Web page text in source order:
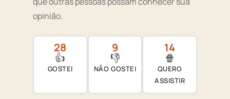
opinião.
28
👍
GOSTEI
9
👎
NÃO GOSTEI
14
🍿
QUERO
ASSISTIR